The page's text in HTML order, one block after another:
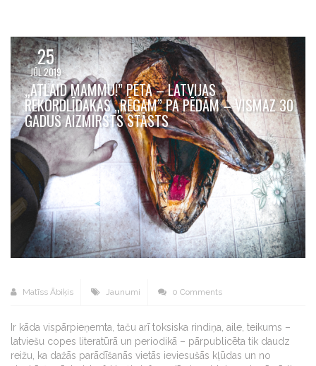
25
JŪL 2019
„ATLAID MAMMU!” PĒTA – LATVIJAS
REKORDLĪDAKAS „RĒGAM” PA PĒDĀM – VISMAZ 30
GADUS AIZMIRSTS STĀSTS
Matīss Ābiķis Jaunumi 0 Comments
Ir kāda vispārpieņemta, taču arī toksiska rindiņa, aile, teikums –
latviešu copes literatūrā un periodikā – pārpublicēta tik daudz
reižu, ka dažās parādīšanās vietās ieviesušās kļūdas un no